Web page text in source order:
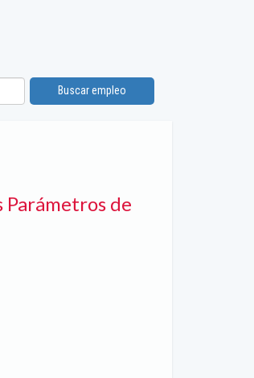
Buscar empleo
de